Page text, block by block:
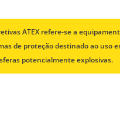
ATEX refere-se a
de proteção destinado ao uso
potencialmente explosivas.